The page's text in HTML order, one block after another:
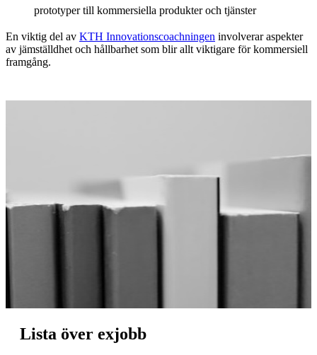
prototyper till kommersiella produkter och tjänster
En viktig del av KTH Innovationscoachningen involverar aspekter
av jämställdhet och hållbarhet som blir allt viktigare för kommersiell
framgång.
Lista över exjobb